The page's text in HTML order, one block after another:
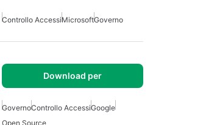
Controllo AccessiMicrosoftGoverno
Download per
GovernoControllo AccessiGoogle
Open Source